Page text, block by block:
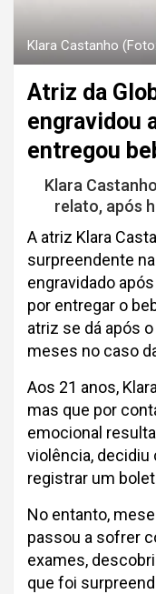
Klara Castanho
Atriz da
engravidou
entregou
Klara
relato, após
A atriz Klara
surpreendente
engravidado
por entregar o
atriz se dá após
meses no caso
Aos 21 anos,
mas que por
emocional
violência, decidiu
registrar um
No entanto,
passou a sofrer
exames,
que foi